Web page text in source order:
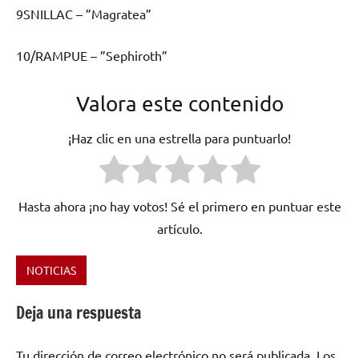
9SNILLAC – ”Magratea”
10/RAMPUE – ”Sephiroth”
Valora este contenido
¡Haz clic en una estrella para puntuarlo!
Hasta ahora ¡no hay votos! Sé el primero en puntuar este
artículo.
Etiquetado
ARMIN
BUREN,
NOTICIAS
Deja una respuesta
Tu dirección de correo electrónico no será publicada. Los